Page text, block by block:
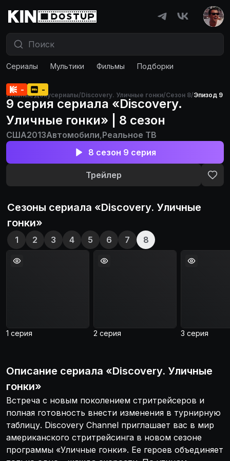
Сериалы Мультики Фильмы Подборки
Главная/Докусериалы/Discovery. Уличные гонки/Сезон 8/Эпизод 9
- -
9 серия сериала «Discovery.
Уличные гонки» | 8 сезон
США2013Автомобили,Реальное ТВ
8 сезон 9 серия
Трейлер
Сезоны сериала «Discovery. Уличные
гонки»
1 2 3 4 5 6 7 8
1 серия 2 серия 3 серия
Описание сериала «Discovery. Уличные
гонки»
Встреча с новым поколением стритрейсеров и
полная готовность внести изменения в турнирную
таблицу. Discovery Channel приглашает вас в мир
американского стритрейсинга в новом сезоне
программы «Уличные гонки». Ее героев объединяет